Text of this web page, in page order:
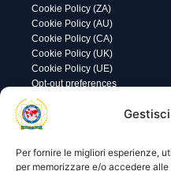
Per fornire le migliori esperienze,
per memorizzare e/o accedere
Cookie Policy (ZA)
Cookie Policy (AU)
Cookie Policy (CA)
Cookie Policy (UK)
Cookie Policy (UE)
Opt-out preferences
Utility
Visite di oggi: 0
Visite totali: 13748